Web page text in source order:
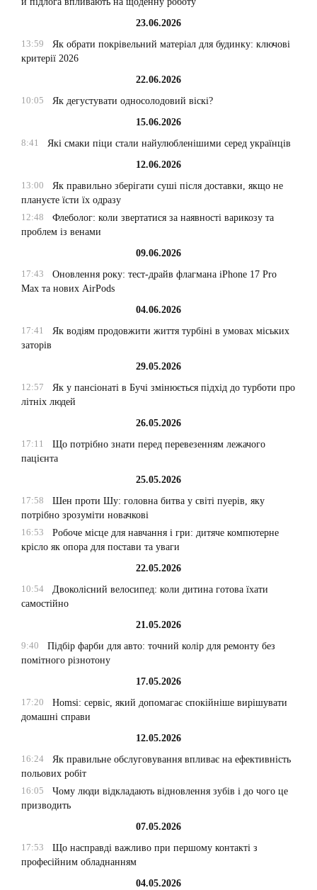
23.06.2026
13:59
Як обрати покрівельний матеріал для будинку: ключові
критерії 2026
22.06.2026
10:05
Як дегустувати односолодовий віскі?
15.06.2026
8:41
Які смаки піци стали найулюбленішими серед українців
12.06.2026
13:00
Як правильно зберігати суші після доставки, якщо не
плануєте їсти їх одразу
12:48
Флеболог: коли звертатися за наявності варикозу та
проблем із венами
09.06.2026
17:43
Оновлення року: тест-драйв флагмана iPhone 17 Pro
Max та нових AirPods
04.06.2026
17:41
Як водіям продовжити життя турбіні в умовах міських
заторів
29.05.2026
12:57
Як у пансіонаті в Бучі змінюється підхід до турботи про
літніх людей
26.05.2026
17:11
Що потрібно знати перед перевезенням лежачого
пацієнта
25.05.2026
17:58
Шен проти Шу: головна битва у світі пуерів, яку
потрібно зрозуміти новачкові
16:53
Робоче місце для навчання і гри: дитяче компютерне
крісло як опора для постави та уваги
22.05.2026
10:54
Двоколісний велосипед: коли дитина готова їхати
самостійно
21.05.2026
9:40
Підбір фарби для авто: точний колір для ремонту без
помітного різнотону
17.05.2026
17:20
Homsi: сервіс, який допомагає спокійніше вирішувати
домашні справи
12.05.2026
16:24
Як правильне обслуговування впливає на ефективність
польових робіт
16:05
Чому люди відкладають відновлення зубів і до чого це
призводить
07.05.2026
17:53
Що насправді важливо при першому контакті з
професійним обладнанням
04.05.2026